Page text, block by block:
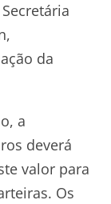
da
a
deverá
valor para
Os